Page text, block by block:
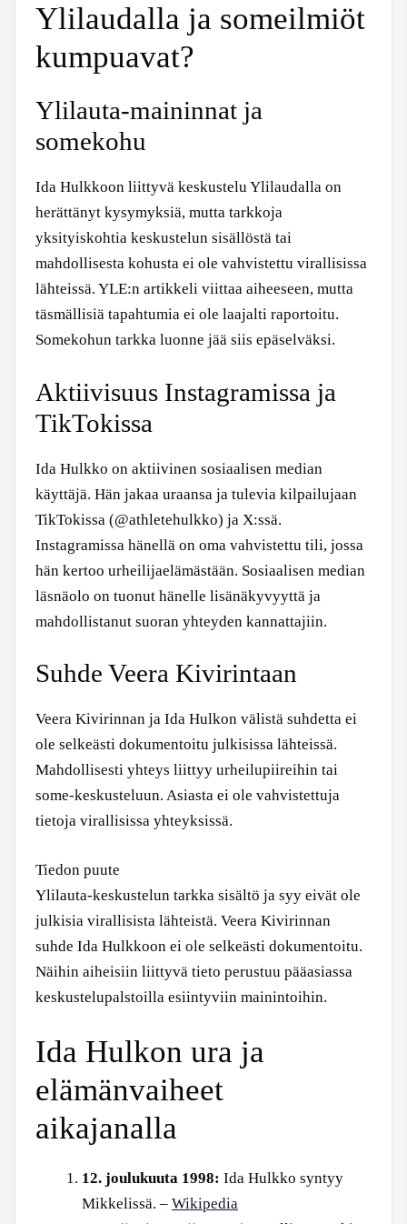
Ylilaudalla ja someilmiöt
kumpuavat?
Ylilauta-maininnat ja
somekohu
Ida Hulkkoon liittyvä keskustelu Ylilaudalla on
herättänyt kysymyksiä, mutta tarkkoja
yksityiskohtia keskustelun sisällöstä tai
mahdollisesta kohusta ei ole vahvistettu virallisissa
lähteissä. YLE:n artikkeli viittaa aiheeseen, mutta
täsmällisiä tapahtumia ei ole laajalti raportoitu.
Somekohun tarkka luonne jää siis epäselväksi.
Aktiivisuus Instagramissa ja
TikTokissa
Ida Hulkko on aktiivinen sosiaalisen median
käyttäjä. Hän jakaa uraansa ja tulevia kilpailujaan
TikTokissa (@athletehulkko) ja X:ssä.
Instagramissa hänellä on oma vahvistettu tili, jossa
hän kertoo urheilijaelämästään. Sosiaalisen median
läsnäolo on tuonut hänelle lisänäkyvyyttä ja
mahdollistanut suoran yhteyden kannattajiin.
Suhde Veera Kivirintaan
Veera Kivirinnan ja Ida Hulkon välistä suhdetta ei
ole selkeästi dokumentoitu julkisissa lähteissä.
Mahdollisesti yhteys liittyy urheilupiireihin tai
some-keskusteluun. Asiasta ei ole vahvistettuja
tietoja virallisissa yhteyksissä.
Tiedon puute
Ylilauta-keskustelun tarkka sisältö ja syy eivät ole
julkisia virallisista lähteistä. Veera Kivirinnan
suhde Ida Hulkkoon ei ole selkeästi dokumentoitu.
Näihin aiheisiin liittyvä tieto perustuu pääasiassa
keskustelupalstoilla esiintyviin mainintoihin.
Ida Hulkon ura ja
elämänvaiheet
aikajanalla
12. joulukuuta 1998: Ida Hulkko syntyy
Mikkelissä. – Wikipedia